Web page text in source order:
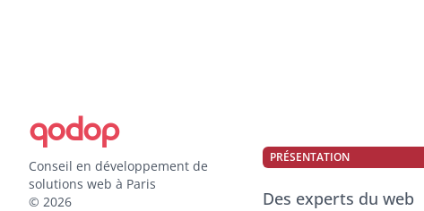
qodop
Conseil en développement de
solutions web à Paris
© 2026
PRÉSENTATION
Des experts du web